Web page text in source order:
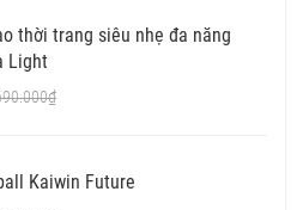
thời trang siêu nhẹ đa năng
Light
Kaiwin Future